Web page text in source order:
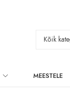
MEESTELE